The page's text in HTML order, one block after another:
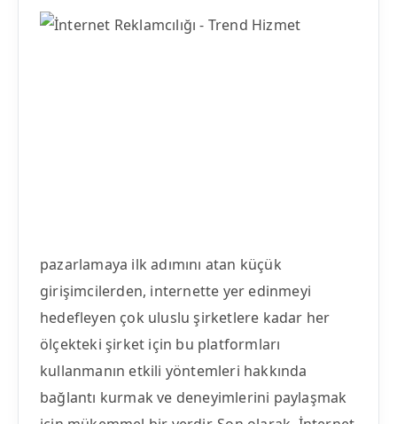
pazarlamaya ilk adımını atan küçük
girişimcilerden, internette yer edinmeyi
hedefleyen çok uluslu şirketlere kadar her
ölçekteki şirket için bu platformları
kullanmanın etkili yöntemleri hakkında
bağlantı kurmak ve deneyimlerini paylaşmak